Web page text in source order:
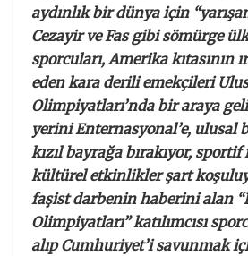
aydınlık bir dünya için
Cezayir ve Fas gibi sömürge
sporcuları, Amerika kıtasının
eden kara derili emekçileri
Olimpiyatları’nda bir araya
yerini Enternasyonal’e, ulusal
kızıl bayrağa bırakıyor,
kültürel etkinlikler şart
faşist darbenin haberini alan
Olimpiyatları” katılımcısı
alıp Cumhuriyet’i savunmak